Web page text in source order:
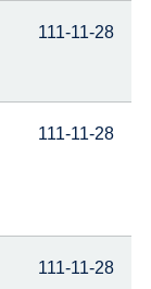
111-11-28
111-11-28
111-11-28